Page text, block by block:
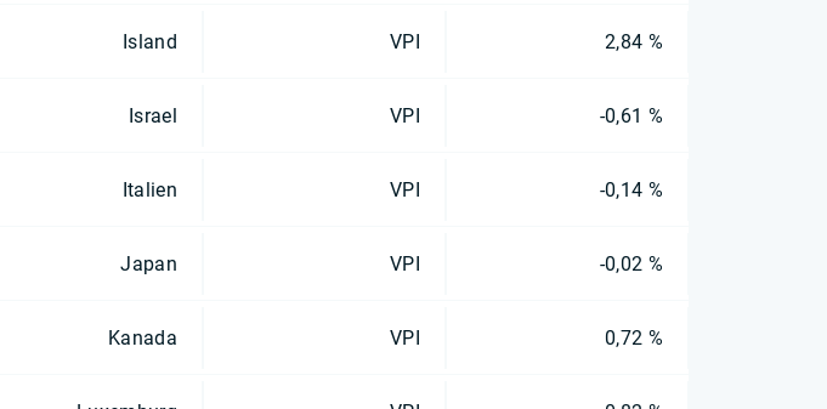
Island VPI 2,84 %
Israel VPI -0,61 %
Italien VPI -0,14 %
Japan VPI -0,02 %
Kanada VPI 0,72 %